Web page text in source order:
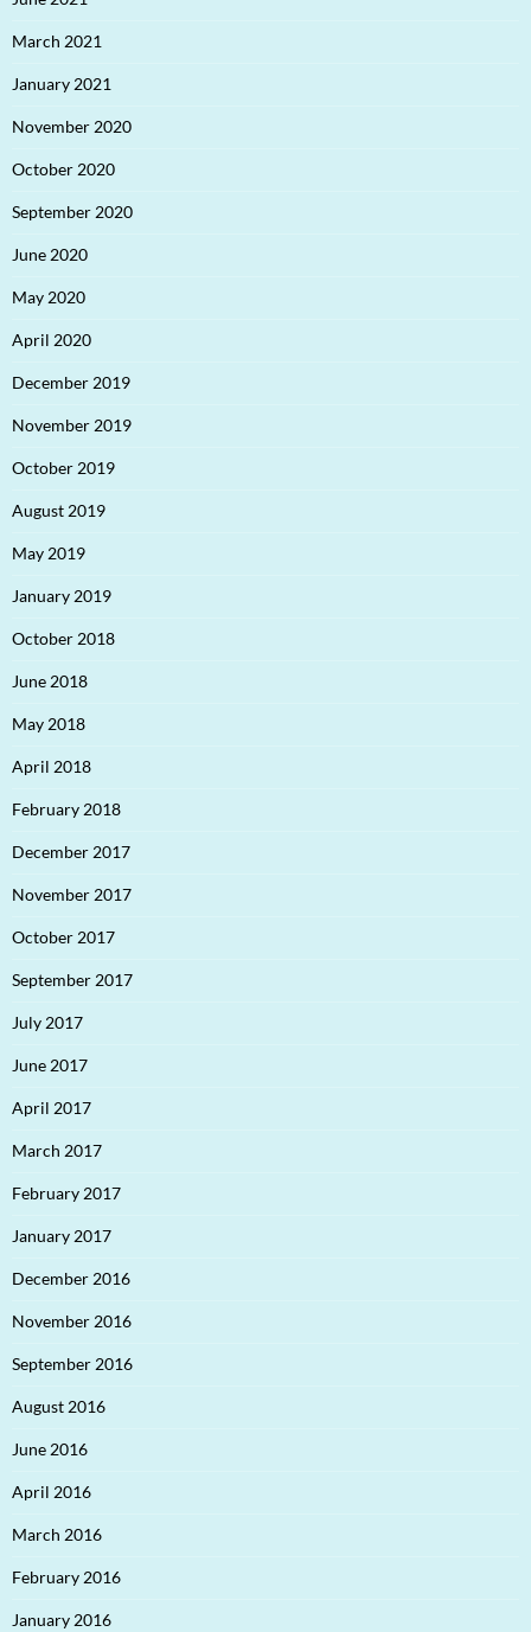
March 2021
January 2021
November 2020
October 2020
September 2020
June 2020
May 2020
April 2020
December 2019
November 2019
October 2019
August 2019
May 2019
January 2019
October 2018
June 2018
May 2018
April 2018
February 2018
December 2017
November 2017
October 2017
September 2017
July 2017
June 2017
April 2017
March 2017
February 2017
January 2017
December 2016
November 2016
September 2016
August 2016
June 2016
April 2016
March 2016
February 2016
January 2016